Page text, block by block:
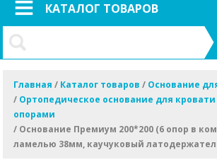
КАТАЛОГ ТОВАРОВ
Главная / Каталог товаров / Основание
/ Ортопедическое основание для
опорами
/ Основание Премиум 200*200 (6 опор в
ламелью 38мм, каучуковый